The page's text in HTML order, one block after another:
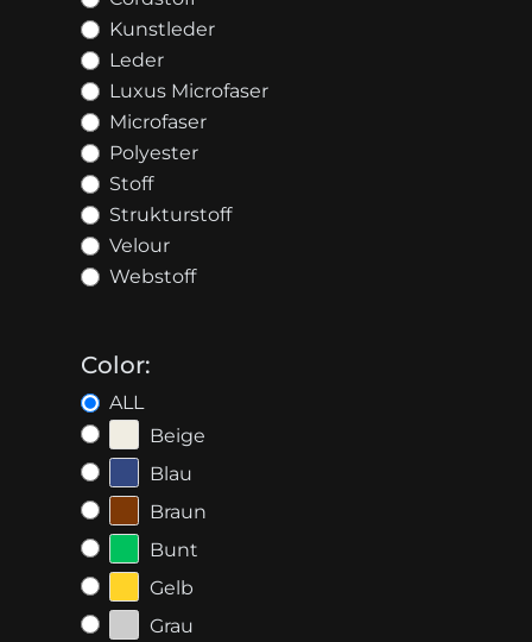
Kunstleder
Leder
Luxus Microfaser
Microfaser
Polyester
Stoff
Strukturstoff
Velour
Webstoff
Color:
ALL
Beige
Blau
Braun
Bunt
Gelb
Grau